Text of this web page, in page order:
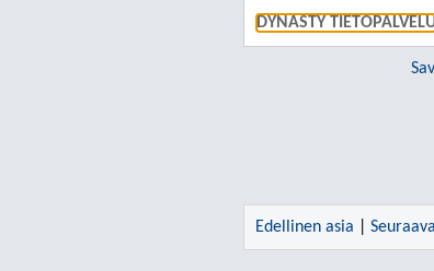
DYNASTY TIETOPALVELU
Edellinen asia